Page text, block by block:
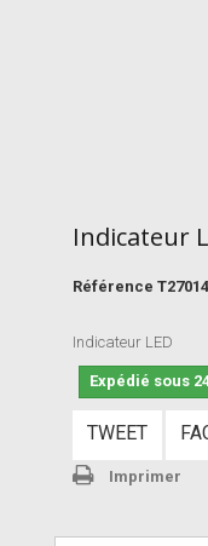
Indicateur
Référence
Indicateur LED
Expédié sous
TWEET
Imprimer